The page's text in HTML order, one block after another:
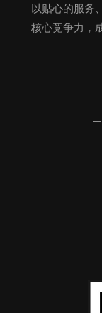
以贴心的服务
核心竞争力，